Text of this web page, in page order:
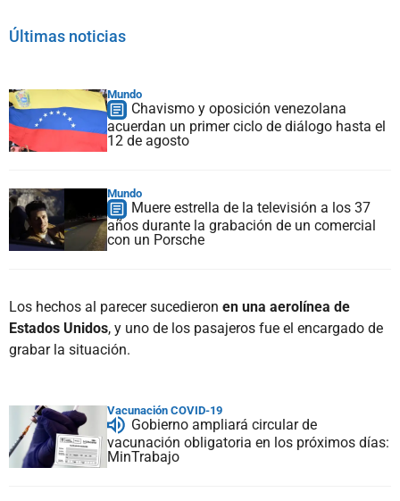
Últimas noticias
Mundo
Chavismo y oposición venezolana
acuerdan un primer ciclo de diálogo hasta el
12 de agosto
Mundo
Muere estrella de la televisión a los 37
años durante la grabación de un comercial
con un Porsche
Los hechos al parecer sucedieron en una aerolínea de
Estados Unidos, y uno de los pasajeros fue el encargado de
grabar la situación.
Vacunación COVID-19
Gobierno ampliará circular de
vacunación obligatoria en los próximos días:
MinTrabajo